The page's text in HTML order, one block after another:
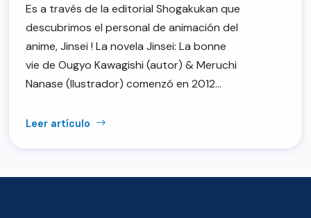
Es a través de la editorial Shogakukan que
descubrimos el personal de animación del
anime, Jinsei ! La novela Jinsei: La bonne
vie de Ougyo Kawagishi (autor) & Meruchi
Nanase (Ilustrador) comenzó en 2012…
Leer artículo